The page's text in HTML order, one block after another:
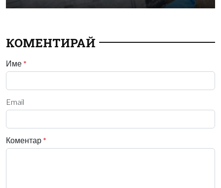
КОМЕНТИРАЙ
Име *
Email
Коментар *